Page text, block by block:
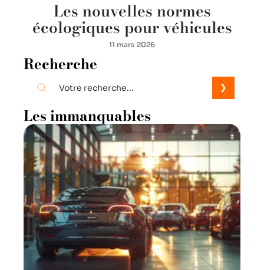
Les nouvelles normes
écologiques pour véhicules
11 mars 2026
Recherche
Les immanquables